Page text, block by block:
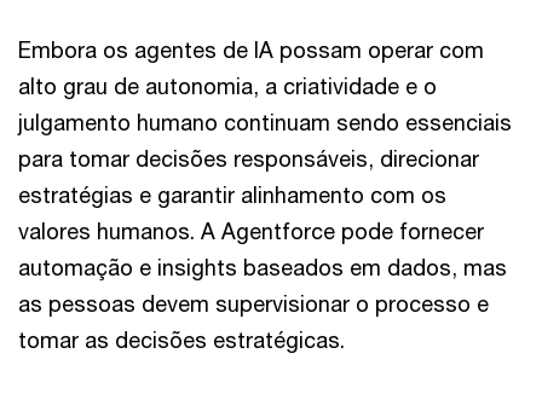
Embora os agentes de IA possam operar com
alto grau de autonomia, a criatividade e o
julgamento humano continuam sendo essenciais
para tomar decisões responsáveis, direcionar
estratégias e garantir alinhamento com os
valores humanos. A Agentforce pode fornecer
automação e insights baseados em dados, mas
as pessoas devem supervisionar o processo e
tomar as decisões estratégicas.